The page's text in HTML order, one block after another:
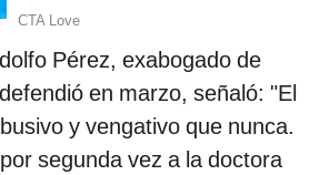
Pérez, exabogado de
en marzo, señaló: "El
y vengativo que nunca.
segunda vez a la doctora